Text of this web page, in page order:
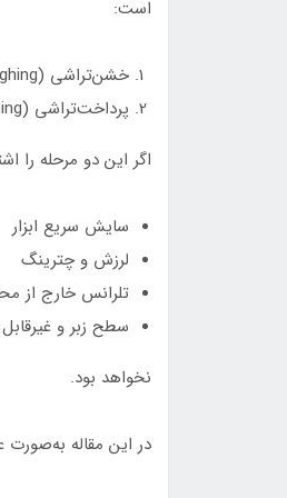
است:
خشن‌تراشی (Roughing)
پرداخت‌تراشی (Finishing)
اگر این دو مرحله را
سایش سریع ابزار
لرزش و چترینگ
تلرانس خارج از
سطح زبر و
نخواهد بود.
در این مقاله